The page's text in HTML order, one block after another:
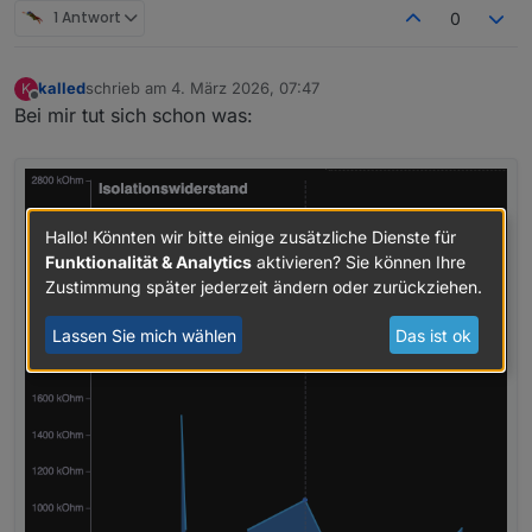
1 Antwort 0
K
Offline
kalledschrieb am 4. März 2026, 07:47
zuletzt editiert von
Bei mir tut sich schon was:
Hallo! Könnten wir bitte einige zusätzliche Dienste für
Funktionalität & Analytics aktivieren? Sie können Ihre
Zustimmung später jederzeit ändern oder zurückziehen.
Lassen Sie mich wählen Das ist ok